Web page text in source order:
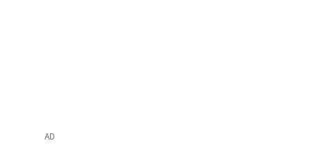
AD